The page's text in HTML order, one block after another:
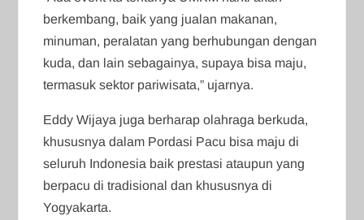
berkembang, baik yang jualan makanan,
minuman, peralatan yang berhubungan dengan
kuda, dan lain sebagainya, supaya bisa maju,
termasuk sektor pariwisata,” ujarnya.
Eddy Wijaya juga berharap olahraga berkuda,
khususnya dalam Pordasi Pacu bisa maju di
seluruh Indonesia baik prestasi ataupun yang
berpacu di tradisional dan khususnya di
Yogyakarta.